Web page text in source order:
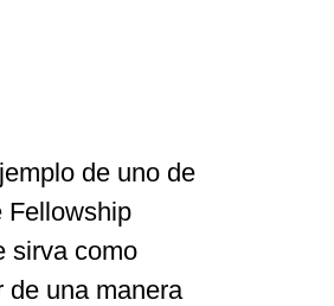
de uno de
Fellowship
sirva como
de una manera